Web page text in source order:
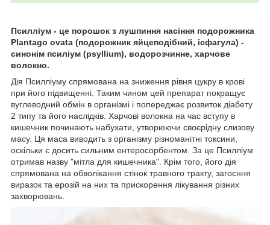
Псилліум - це порошок з лушпиння насіння подорожника
Plantago ovata (подорожник яйцеподібний, ісфагула) -
синонім псиліум (psyllium), водорозчинне, харчове
волокно.
Дія Псилліуму спрямована на зниження рівня цукру в крові
при його підвищенні. Таким чином цей препарат покращує
вуглеводний обмін в організмі і попереджає розвиток діабету
2 типу та його наслідків. Харчові волокна на час вступу в
кишечник починають набухати, утворюючи своєрідну слизову
масу. Ця маса виводить з організму різноманітні токсини,
оскільки є досить сильним ентеросорбентом. За це Псилліум
отримав назву "мітла для кишечника". Крім того, його дія
спрямована на обволікання стінок травного тракту, загоєння
виразок та ерозій на них та прискорення лікування різних
захворювань.